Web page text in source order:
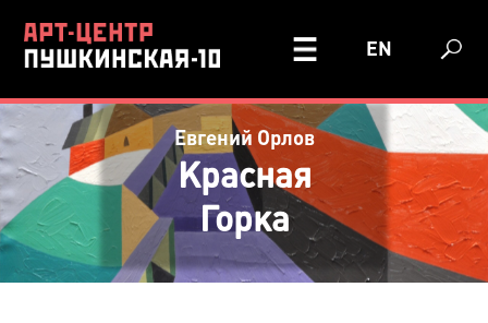
EN
Евгений Орлов
Красная
Горка